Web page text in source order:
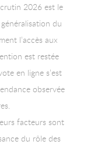
2026 est le
du
l’accès aux
est restée
en ligne s’est
observée
facteurs sont
du rôle des